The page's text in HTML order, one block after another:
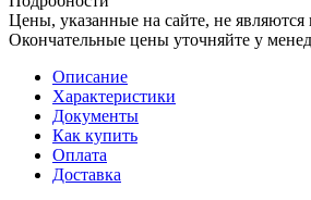
Цены, указанные на сайте, не
Окончательные цены уточняйте у
Описание
Характеристики
Документы
Как купить
Оплата
Доставка